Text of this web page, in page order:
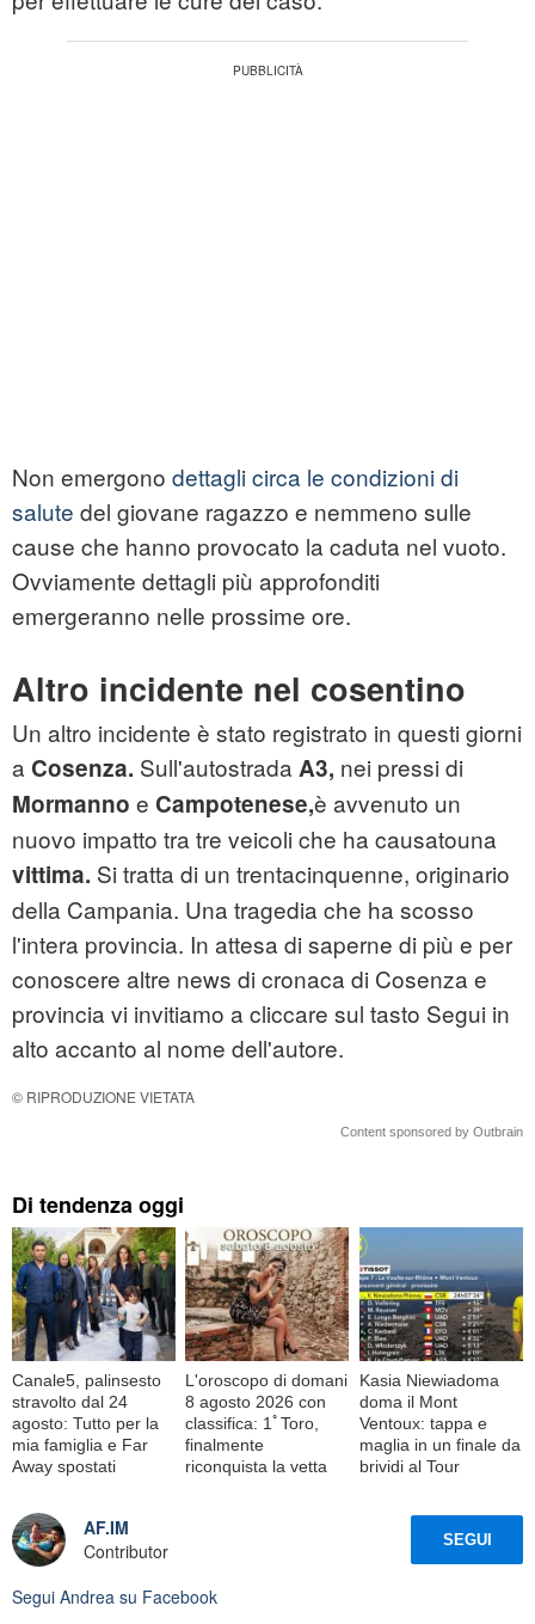
Non emergono dettagli circa le condizioni di
salute del giovane ragazzo e nemmeno sulle
cause che hanno provocato la caduta nel vuoto.
Ovviamente dettagli più approfonditi
emergeranno nelle prossime ore.
Altro incidente nel cosentino
Un altro incidente è stato registrato in questi giorni
a Cosenza. Sull'autostrada A3, nei pressi di
Mormanno e Campotenese,è avvenuto un
nuovo impatto tra tre veicoli che ha causatouna
vittima. Si tratta di un trentacinquenne, originario
della Campania. Una tragedia che ha scosso
l'intera provincia. In attesa di saperne di più e per
conoscere altre news di cronaca di Cosenza e
provincia vi invitiamo a cliccare sul tasto Segui in
alto accanto al nome dell'autore.
© RIPRODUZIONE VIETATA
Content sponsored by Outbrain
Di tendenza oggi
Canale5, palinsesto
stravolto dal 24
agosto: Tutto per la
mia famiglia e Far
Away spostati
L'oroscopo di domani
8 agosto 2026 con
classifica: 1ﾟToro,
finalmente
riconquista la vetta
Kasia Niewiadoma
doma il Mont
Ventoux: tappa e
maglia in un finale da
brividi al Tour
AF.IM
Contributor
SEGUI
Segui Andrea su Facebook